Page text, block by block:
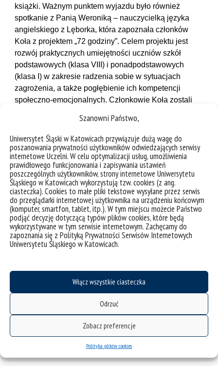
Szanowni Państwo,
Uniwersytet Śląski w Katowicach przywiązuje dużą wagę do
poszanowania prywatności użytkowników odwiedzających serwisy
internetowe Uczelni. W celu optymalizacji usług, umożliwienia
prawidłowego funkcjonowania i zapisywania ustawień
poszczególnych użytkowników, strony internetowe Uniwersytetu
Śląskiego w Katowicach wykorzystują tzw. cookies (z ang.
ciasteczka). Cookies to małe pliki tekstowe wysyłane przez serwis
do przeglądarki internetowej użytkownika na urządzeniu końcowym
(komputer, smartfon, tablet, itp.). W tym miejscu możecie Państwo
podjąć decyzję dotyczącą typów plików cookies, które będą
wykorzystywane w tym serwisie internetowym. Zachęcamy do
zapoznania się z Polityką Prywatności Serwisów Internetowych
Uniwersytetu Śląskiego w Katowicach.
Włącz wszystkie ciasteczka
Odrzuć
Zobacz preferencje
Polityka plików cookies
książki. Ważnym punktem wyjazdu było również
spotkanie z Panią Weroniką – nauczycielką języka
angielskiego z Lęborka, która zapoznała członków
Koła z projektem „72 godziny”. Celem projektu jest
rozwój praktycznych umiejętności uczniów szkół
podstawowych (klasa VIII) i ponadpodstawowych
(klasa I) w zakresie radzenia sobie w sytuacjach
zagrożenia, a także pogłębienie ich kompetencji
społeczno-emocjonalnych. Członkowie Koła zostali
będą realizowane w ramach lekcji Edukacji dla
bezpieczeństwa (EDB).
Więcej informacji oraz szczegółowa fotorelacja z
wyjazdu znajdują się na:
https://www.facebook.com/profile.php?
id=100088202905030
https://www.instagram.com/paidagogos_us/